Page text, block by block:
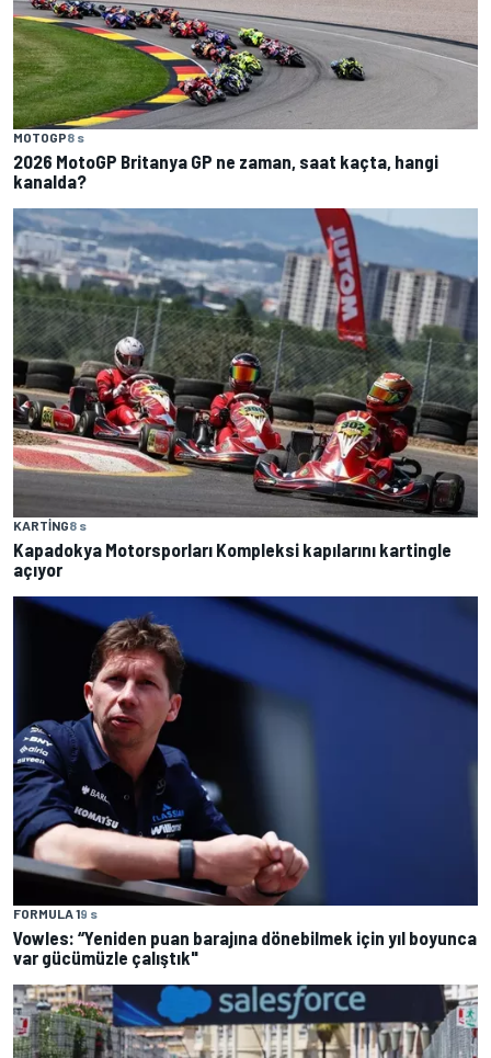
MOTOGP8 s
2026 MotoGP Britanya GP ne zaman, saat kaçta, hangi
kanalda?
KARTING8 s
Kapadokya Motorsporları Kompleksi kapılarını kartingle
açıyor
FORMULA 19 s
Vowles: “Yeniden puan barajına dönebilmek için yıl boyunca
var gücümüzle çalıştık"